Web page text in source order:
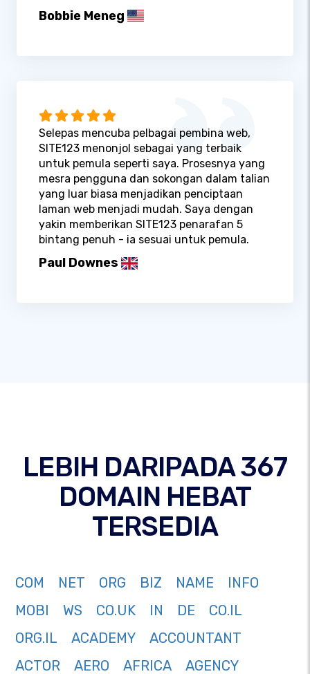
Bobbie Meneg
Selepas mencuba pelbagai pembina web,
SITE123 menonjol sebagai yang terbaik
untuk pemula seperti saya. Prosesnya yang
mesra pengguna dan sokongan dalam talian
yang luar biasa menjadikan penciptaan
laman web menjadi mudah. Saya dengan
yakin memberikan SITE123 penarafan 5
bintang penuh - ia sesuai untuk pemula.
Paul Downes
LEBIH DARIPADA 367
DOMAIN HEBAT
TERSEDIA
COM NET ORG BIZ NAME
INFO
MOBI
WS CO.UK IN DE
CO.IL
ORG.IL
ACADEMY
ACCOUNTANT
ACTOR
AERO AFRICA
AGENCY